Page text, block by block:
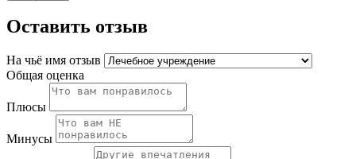
Оставить отзыв
На чьё имя отзыв
Общая оценка
Плюсы
Минусы